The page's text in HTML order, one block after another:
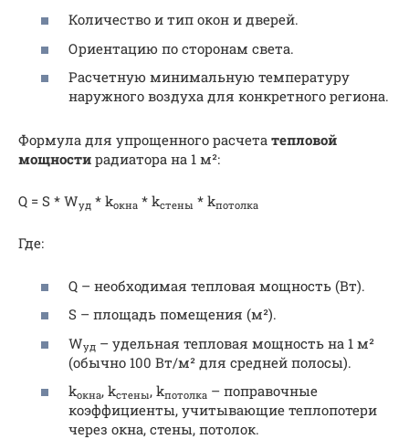
Количество и тип окон и дверей.
Ориентацию по сторонам света.
Расчетную минимальную температуру
наружного воздуха для конкретного региона.
Формула для упрощенного расчета тепловой
мощности радиатора на 1 м²:
Q = S * Wуд * kокна * kстены * kпотолка
Где:
Q – необходимая тепловая мощность (Вт).
S – площадь помещения (м²).
Wуд – удельная тепловая мощность на 1 м²
(обычно 100 Вт/м² для средней полосы).
kокна, kстены, kпотолка – поправочные
коэффициенты, учитывающие теплопотери
через окна, стены, потолок.